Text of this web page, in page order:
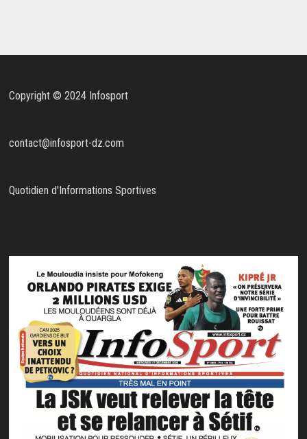
Copyright © 2024 Infosport
contact@infosport-dz.com
Quotidien d'Informations Sportives